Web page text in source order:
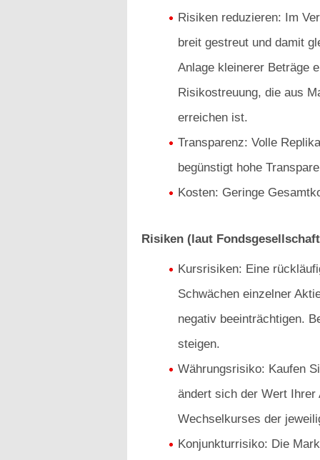
Risiken reduzieren: Im
breit gestreut und damit
Anlage kleinerer Beträge
Risikostreuung, die aus
erreichen ist.
Transparenz: Volle
begünstigt hohe
Kosten: Geringe
Risiken (laut
Kursrisiken: Eine
Schwächen einzelner
negativ beeinträchtigen.
steigen.
Währungsrisiko: Kaufen
ändert sich der Wert
Wechselkurses der
Konjunkturrisiko: Die